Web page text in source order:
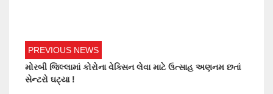
PREVIOUS NEWS
મોરબી જિલ્લામાં કોરોના વેક્સિન લેવા માટે ઉત્સાહ અણનમ છતાં
સેન્ટરો ઘટ્યા !